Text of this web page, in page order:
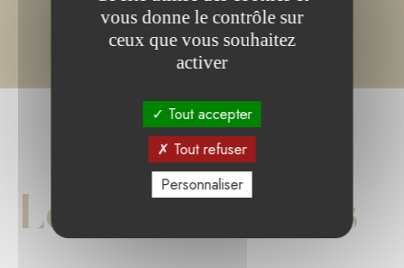
Les chiffres clés
vous donne le contrôle sur
ceux que vous souhaitez
activer
Tout accepter
Tout refuser
Personnaliser